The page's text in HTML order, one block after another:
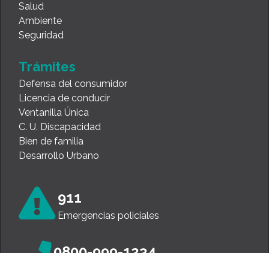
Salud
Ambiente
Seguridad
Trámites
Defensa del consumidor
Licencia de conducir
Ventanilla Única
C. U. Discapacidad
Bien de familia
Desarrollo Urbano
911
Emergencias policiales